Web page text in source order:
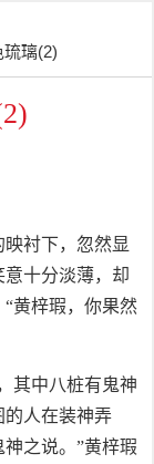
璃(2)
衬下，忽然显
十分淡薄，却
黄梓瑕，你果然
其中八桩有鬼神
的人在装神弄
之说。”黄梓瑕